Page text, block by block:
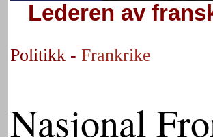
Lederen av
Politikk - Frankrike
Nasjonal